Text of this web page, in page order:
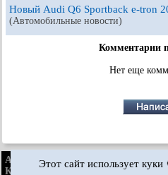
Новый Audi Q6 Sportback e-tron
(Автомобильные новости)
Комментарии
Нет еще
AudiManual.ru © 2017-2026
Карта сайта ·Поиск по сайту ·
Этот сайт использует